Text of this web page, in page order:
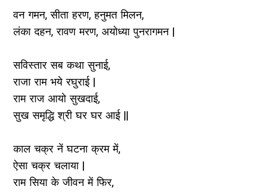
वन गमन, सीता हरण, हनुमत मिलन,
लंका दहन, रावण मरण, अयोध्या पुनरागमन |
सविस्तार सब कथा सुनाई,
राजा राम भये रघुराई |
राम राज आयो सुखदाई,
सुख समृद्धि श्री घर घर आई ||
काल चक्र नें घटना क्रम में,
ऐसा चक्र चलाया |
राम सिया के जीवन में फिर,